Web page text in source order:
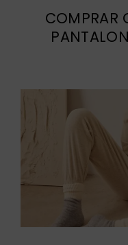
MarcasCOMPRAR